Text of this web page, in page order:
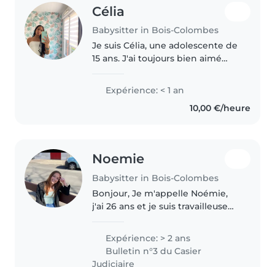
Célia
Babysitter in Bois-Colombes
Je suis Célia, une adolescente de
15 ans. J'ai toujours bien aimé
enfants des peu de babysittings
que j'ai fait dans ma vie. J'aime
Expérience: < 1 an
10,00 €/heure
Noemie
Babysitter in Bois-Colombes
Bonjour, Je m'appelle Noémie,
j'ai 26 ans et je suis travailleuse
dynamique, engagée et sérieuse.
Le contact avec les enfants est
de plus la motivation..
Expérience: > 2 ans
Bulletin n°3 du Casier
Judiciaire